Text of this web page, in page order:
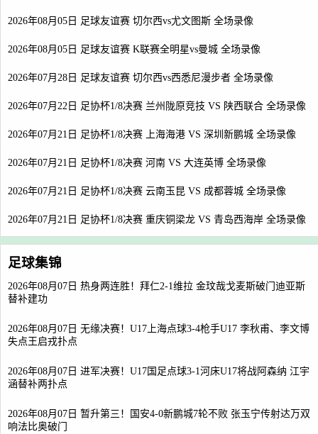
2026年08月05日 足球友谊赛 切尔西vs尤文图斯 全场录像
2026年08月05日 足球友谊赛 K联赛全明星vs曼城 全场录像
2026年07月28日 足球友谊赛 切尔西vs西悉尼漫步者 全场录像
2026年07月22日 足协杯1/8决赛 兰州陇原竞技 VS 陕西联合 全场录像
2026年07月21日 足协杯1/8决赛 上海海港 VS 深圳新鹏城 全场录像
2026年07月21日 足协杯1/8决赛 河南 VS 大连英博 全场录像
2026年07月21日 足协杯1/8决赛 云南玉昆 VS 成都蓉城 全场录像
2026年07月21日 足协杯1/8决赛 重庆铜梁龙 VS 青岛西海岸 全场录像
足球集锦
2026年08月07日 热身两连胜！拜仁2-1维拉 金玟哉戈麦斯破门迪亚斯
替补建功
2026年08月07日 无缘决赛！U17上海点球3-4枪手U17 李秋甫、李文博
失点王启戎扑点
2026年08月07日 进军决赛！U17国足点球3-1河床U17将战阿森纳 江宇
涵替补两扑点
2026年08月07日 暂升第三！国安4-0新鹏城7轮不败 张玉宁传射达万双
响法比奥破门